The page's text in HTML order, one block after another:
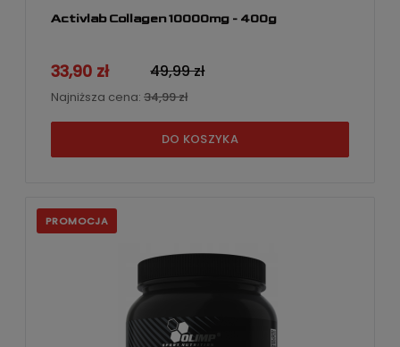
Activlab Collagen 10000mg - 400g
33,90 zł 49,99 zł
Najniższa cena: 34,99 zł
DO KOSZYKA
PROMOCJA